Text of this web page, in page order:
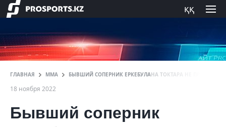
ққ
ГЛАВНАЯ ММА БЫВШИЙ СОПЕРНИК ЕРКЕБУЛАНА ТОКТАРА НЕ
18 ноября 2022
Бывший соперник